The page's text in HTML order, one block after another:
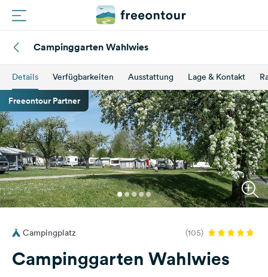
Routen
Plätze
Magazin
Partner
Registrieren
Einloggen
Fragen &
Campinggarten Wahlwies
Details Verfügbarkeiten Ausstattung Lage & Kontakt
Freeontour Partner
Campingplatz (105)
Campinggarten Wahlwies